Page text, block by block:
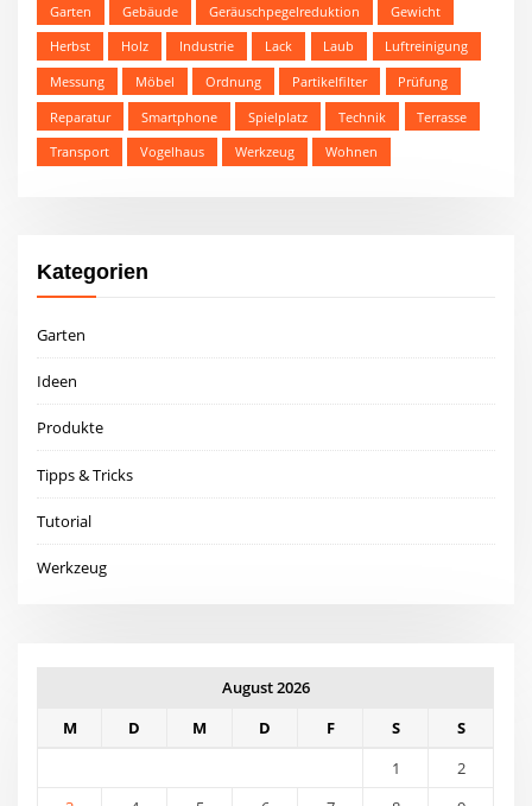
Garten
Gebäude Geräuschpegelreduktion
Gewicht
Herbst
Holz Industrie Lack Laub
Luftreinigung
Messung
Möbel Ordnung Partikelfilter
Prüfung
Reparatur
Smartphone Spielplatz Technik
Terrasse
Transport
Vogelhaus Werkzeug Wohnen
Kategorien
Garten
Ideen
Produkte
Tipps & Tricks
Tutorial
Werkzeug
August 2026
M
D M D F S
S
1
2